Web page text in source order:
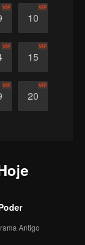
VIP
10
VIP
VIP
15
VIP
VIP
20
VIP
Antigo